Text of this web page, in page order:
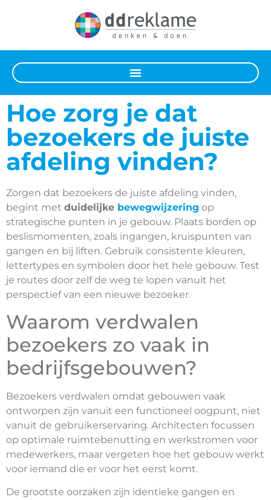
Hoe zorg je dat
bezoekers de juiste
afdeling vinden?
Zorgen dat bezoekers de juiste afdeling vinden,
begint met duidelijke bewegwijzering op
strategische punten in je gebouw. Plaats borden op
beslismomenten, zoals ingangen, kruispunten van
gangen en bij liften. Gebruik consistente kleuren,
lettertypes en symbolen door het hele gebouw. Test
je routes door zelf de weg te lopen vanuit het
perspectief van een nieuwe bezoeker.
Waarom verdwalen
bezoekers zo vaak in
bedrijfsgebouwen?
Bezoekers verdwalen omdat gebouwen vaak
ontworpen zijn vanuit een functioneel oogpunt, niet
vanuit de gebruikerservaring. Architecten focussen
op optimale ruimtebenutting en werkstromen voor
medewerkers, maar vergeten hoe het gebouw werkt
voor iemand die er voor het eerst komt.
De grootste oorzaken zijn identieke gangen en